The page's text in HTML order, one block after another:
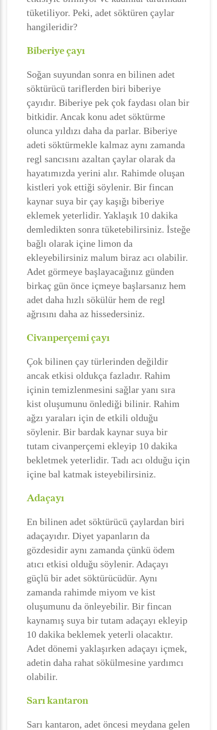
tüketiliyor. Peki, adet söktüren çaylar
hangileridir?
Biberiye çayı
Soğan suyundan sonra en bilinen adet
söktürücü tariflerden biri biberiye
çayıdır. Biberiye pek çok faydası olan bir
bitkidir. Ancak konu adet söktürme
olunca yıldızı daha da parlar. Biberiye
adeti söktürmekle kalmaz aynı zamanda
regl sancısını azaltan çaylar olarak da
hayatımızda yerini alır. Rahimde oluşan
kistleri yok ettiği söylenir. Bir fincan
kaynar suya bir çay kaşığı biberiye
eklemek yeterlidir. Yaklaşık 10 dakika
demledikten sonra tüketebilirsiniz. İsteğe
bağlı olarak içine limon da
ekleyebilirsiniz malum biraz acı olabilir.
Adet görmeye başlayacağınız günden
birkaç gün önce içmeye başlarsanız hem
adet daha hızlı sökülür hem de regl
ağrısını daha az hissedersiniz.
Civanperçemi çayı
Çok bilinen çay türlerinden değildir
ancak etkisi oldukça fazladır. Rahim
içinin temizlenmesini sağlar yanı sıra
kist oluşumunu önlediği bilinir. Rahim
ağzı yaraları için de etkili olduğu
söylenir. Bir bardak kaynar suya bir
tutam civanperçemi ekleyip 10 dakika
bekletmek yeterlidir. Tadı acı olduğu için
içine bal katmak isteyebilirsiniz.
Adaçayı
En bilinen adet söktürücü çaylardan biri
adaçayıdır. Diyet yapanların da
gözdesidir aynı zamanda çünkü ödem
atıcı etkisi olduğu söylenir. Adaçayı
güçlü bir adet söktürücüdür. Aynı
zamanda rahimde miyom ve kist
oluşumunu da önleyebilir. Bir fincan
kaynamış suya bir tutam adaçayı ekleyip
10 dakika beklemek yeterli olacaktır.
Adet dönemi yaklaşırken adaçayı içmek,
adetin daha rahat sökülmesine yardımcı
olabilir.
Sarı kantaron
Sarı kantaron, adet öncesi meydana gelen